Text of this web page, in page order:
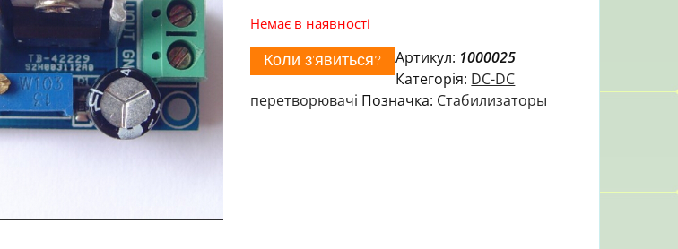
Немає в наявності
Коли з'явиться? Артикул: 1000025
Категорія: DC-DC
перетворювачі Позначка: Стабилизаторы